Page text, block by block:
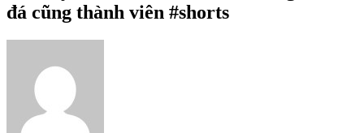
đá cũng thành viên #shorts